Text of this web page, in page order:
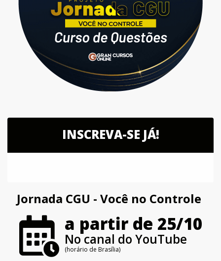
INSCREVA-SE JÁ!
Jornada CGU - Você no Controle
a partir de 25/10
No canal do YouTube
(horário de Brasília)